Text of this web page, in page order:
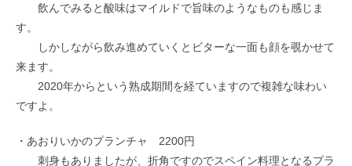
飲んでみると酸味はマイルドで旨味のようなものも感じま
す。
しかしながら飲み進めていくとビターな一面も顔を覗かせて
来ます。
2020年からという熟成期間を経ていますので複雑な味わい
ですよ。
・あおりいかのプランチャ 2200円
刺身もありましたが、折角ですのでスペイン料理となるプラ